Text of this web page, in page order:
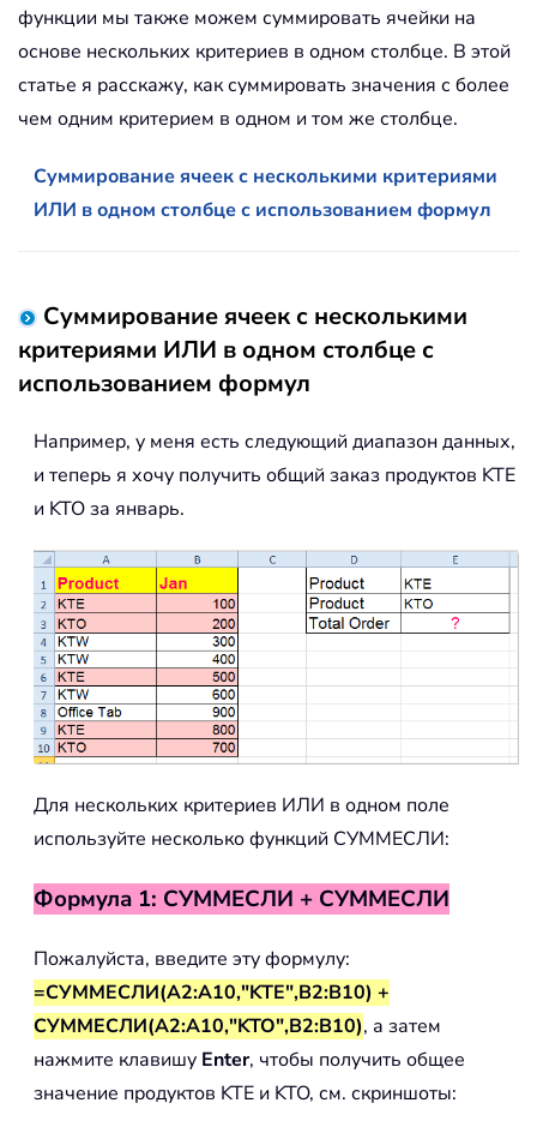
функции мы также можем суммировать ячейки на
основе нескольких критериев в одном столбце. В этой
статье я расскажу, как суммировать значения с более
чем одним критерием в одном и том же столбце.
Суммирование ячеек с несколькими критериями
ИЛИ в одном столбце с использованием формул
Суммирование ячеек с несколькими
критериями ИЛИ в одном столбце с
использованием формул
Например, у меня есть следующий диапазон данных,
и теперь я хочу получить общий заказ продуктов KTE
и KTO за январь.
Для нескольких критериев ИЛИ в одном поле
используйте несколько функций СУММЕСЛИ:
Формула 1: СУММЕСЛИ + СУММЕСЛИ
Пожалуйста, введите эту формулу:
=СУММЕСЛИ(A2:A10,"KTE",B2:B10) +
СУММЕСЛИ(A2:A10,"KTO",B2:B10), а затем
нажмите клавишу Enter, чтобы получить общее
значение продуктов KTE и KTO, см. скриншоты: